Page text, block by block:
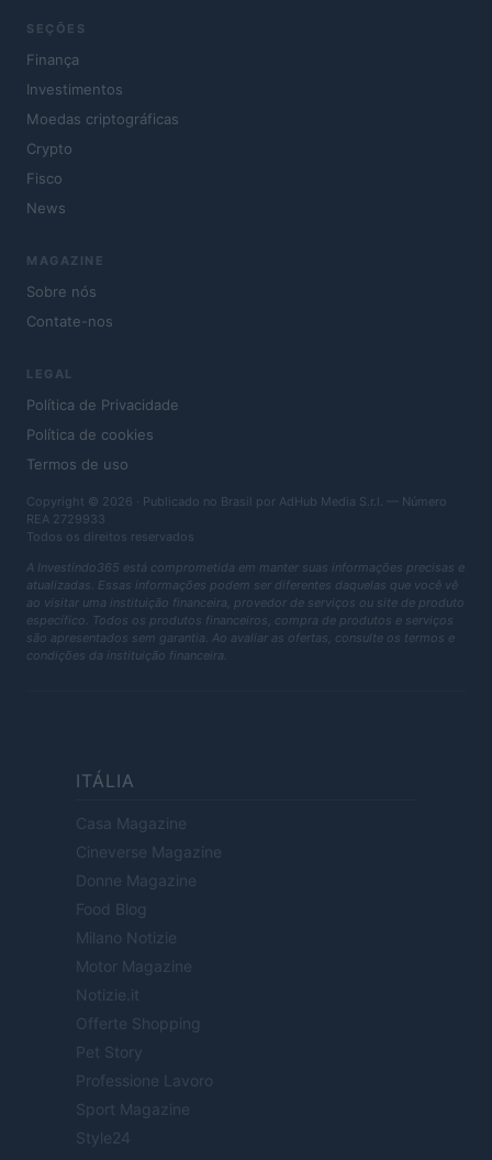
SEÇÕES
Finança
Investimentos
Moedas criptográficas
Crypto
Fisco
News
MAGAZINE
Sobre nós
Contate-nos
LEGAL
Política de Privacidade
Política de cookies
Termos de uso
Copyright © 2026 · Publicado no Brasil por AdHub Media S.r.l. — Número
REA 2729933
Todos os direitos reservados
A Investindo365 está comprometida em manter suas informações precisas e
atualizadas. Essas informações podem ser diferentes daquelas que você vê
ao visitar uma instituição financeira, provedor de serviços ou site de produto
específico. Todos os produtos financeiros, compra de produtos e serviços
são apresentados sem garantia. Ao avaliar as ofertas, consulte os termos e
condições da instituição financeira.
ITÁLIA
Casa Magazine
Cineverse Magazine
Donne Magazine
Food Blog
Milano Notizie
Motor Magazine
Notizie.it
Offerte Shopping
Pet Story
Professione Lavoro
Sport Magazine
Style24